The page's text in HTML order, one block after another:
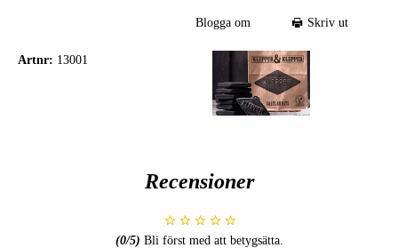
Blogga om Skriv ut
Artnr: 13001
Recensioner
(0/5) Bli först med att betygsätta.